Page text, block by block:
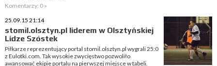
Komentarzy: 0 »
25.09.15 21:14
stomil.olsztyn.pl liderem w Olsztyńskiej
Lidze Szóstek
Piłkarze reprezentujący portal stomil.olsztyn.pl wygrali 25:0
z Eulotki.com. Tak wysokie zwycięstwo pozwoliło
awansować ekipie portalu na pierwszej miejsce w tabeli.